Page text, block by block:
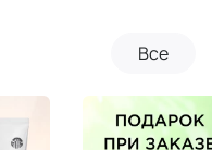
Все